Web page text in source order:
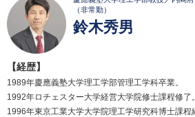
（非常勤）
鈴木秀男
【経歴】
1989年慶應義塾大学理工学部管理工学科卒業。
1992年ロチェスター大学経営大学院修士課程修了。
1996年東京工業大学大学院理工学研究科博士課程